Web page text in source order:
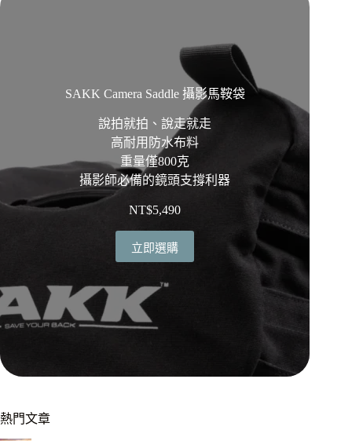
SAKK Camera Saddle 攝影馬鞍袋
說拍就拍、說走就走
高耐用防水布料
重量僅800克
攝影師必備的鏡頭支撐利器
NT$5,490
立即選購
熱門文章